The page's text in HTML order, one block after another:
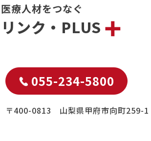
医療人材をつなぐ
リンク・PLUS
055-234-5800
〒400-0813 山梨県甲府市向町259-1